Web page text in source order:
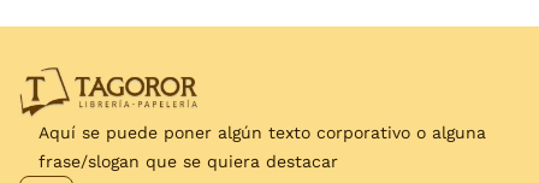
Aquí se puede poner algún texto corporativo o alguna
frase/slogan que se quiera destacar